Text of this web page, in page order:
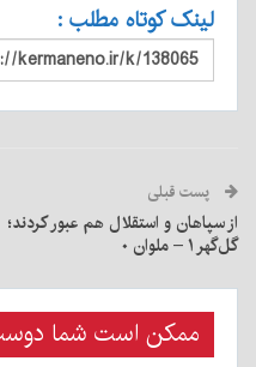
لینک کوتاه مطلب :
پست قبلی
از سپاهان و استقلال هم عبور کردند؛
گل‌گهر ۱ – ملوان ۰
ممکن است شما